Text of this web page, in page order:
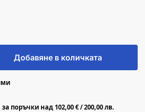
Добавяне в количката
поръчки над 102,00 € / 200,00 лв.